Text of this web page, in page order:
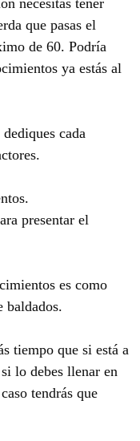
necesitas tener
que pasas el
de 60. Podría
ya estás al
cada
presentar el
es como
baldados.
tiempo que si está a
lo debes llenar en
tendrás que